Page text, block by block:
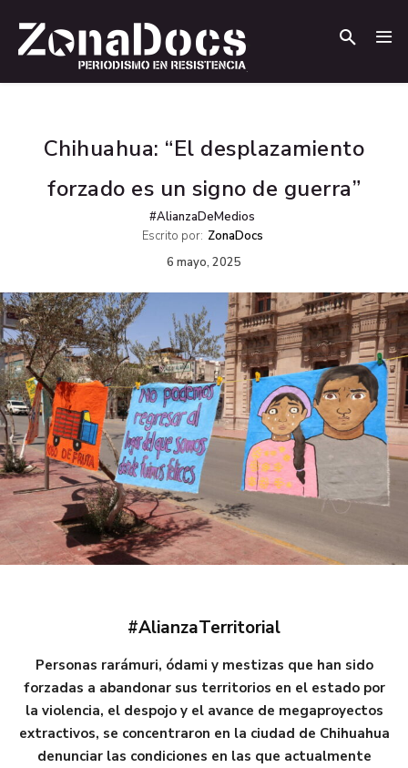
Chihuahua: “El desplazamiento
forzado es un signo de guerra”
#AlianzaDeMedios
Escrito por: ZonaDocs
6 mayo, 2025
#AlianzaTerritorial
Personas rarámuri, ódami y mestizas que han sido
forzadas a abandonar sus territorios en el estado por
la violencia, el despojo y el avance de megaproyectos
extractivos, se concentraron en la ciudad de Chihuahua
denunciar las condiciones en las que actualmente